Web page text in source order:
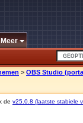
Meer
> OBS Studio
de v25.0.8 (laatste stabiele